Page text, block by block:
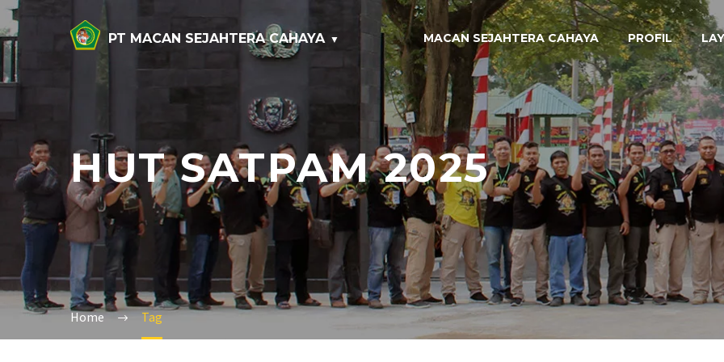
PT MACAN SEJAHTERA CAHAYA MACAN SEJAHTERA CAHAYA PROFIL
HUT SATPAM 2025
Home Tag